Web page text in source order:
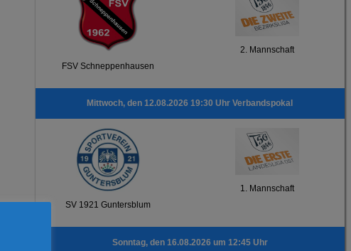
FSV Schneppenhausen
2. Mannschaft
Mittwoch, den 12.08.2026 19:30 Uhr Verbandspokal
SV 1921 Guntersblum
1. Mannschaft
Sonntag, den 16.08.2026 um 12:45 Uhr